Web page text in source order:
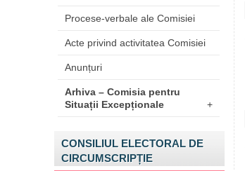
Procese-verbale ale Comisiei
Acte privind activitatea Comisiei
Anunțuri
Arhiva – Comisia pentru
Situații Excepționale
+
CONSILIUL ELECTORAL DE
CIRCUMSCRIPȚIE